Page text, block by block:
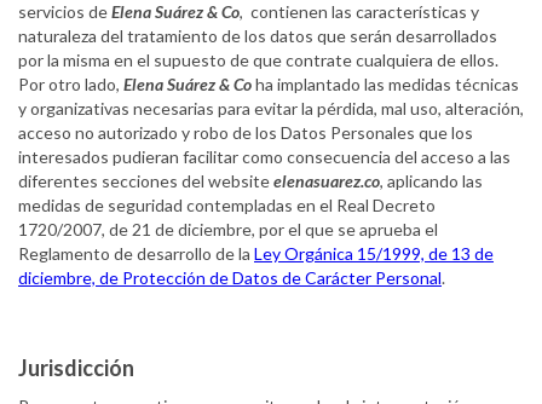
servicios deElena Suárez & Co, contienen las características y
naturaleza del tratamiento de los datos que serán desarrollados
por la misma en el supuesto de que contrate cualquiera de ellos.
Por otro lado, Elena Suárez & Coha implantado las medidas técnicas
y organizativas necesarias para evitar la pérdida, mal uso, alteración,
acceso no autorizado y robo de los Datos Personales que los
interesados pudieran facilitar como consecuencia del acceso a las
diferentes secciones del websiteelenasuarez.co, aplicando las
medidas de seguridad contempladas en el Real Decreto
1720/2007, de 21 de diciembre, por el que se aprueba el
Reglamento de desarrollo de la Ley Orgánica 15/1999, de 13 de
diciembre, de Protección de Datos de Carácter Personal.
Jurisdicción